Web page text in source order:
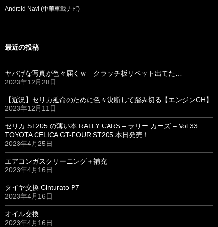
Android Navi (中華車載ナビ)
最近の投稿
ヤバげな写真が色々届くｗ クラッチ板リベット出てた…
2023年12月28日
【近況】セリカ延命のために色々決断して踏み切る【エンジンOH】
2023年12月11日
セリカ ST205 の薄い本 RALLY CARS – ラリー カーズ – Vol.33
TOYOTA CELICA GT-FOUR ST205 本日発売！
2023年4月25日
エアコンガスクリーニング＋補充
2023年4月16日
タイヤ交換 Cinturato P7
2023年4月16日
オイル交換
2023年4月16日